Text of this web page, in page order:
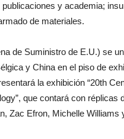
y academia;
de materiales.
de Suministro de E.U.) se
y China en el piso de
la exhibición “20th
que contará con réplicas
Zac Efron, Michelle Williams